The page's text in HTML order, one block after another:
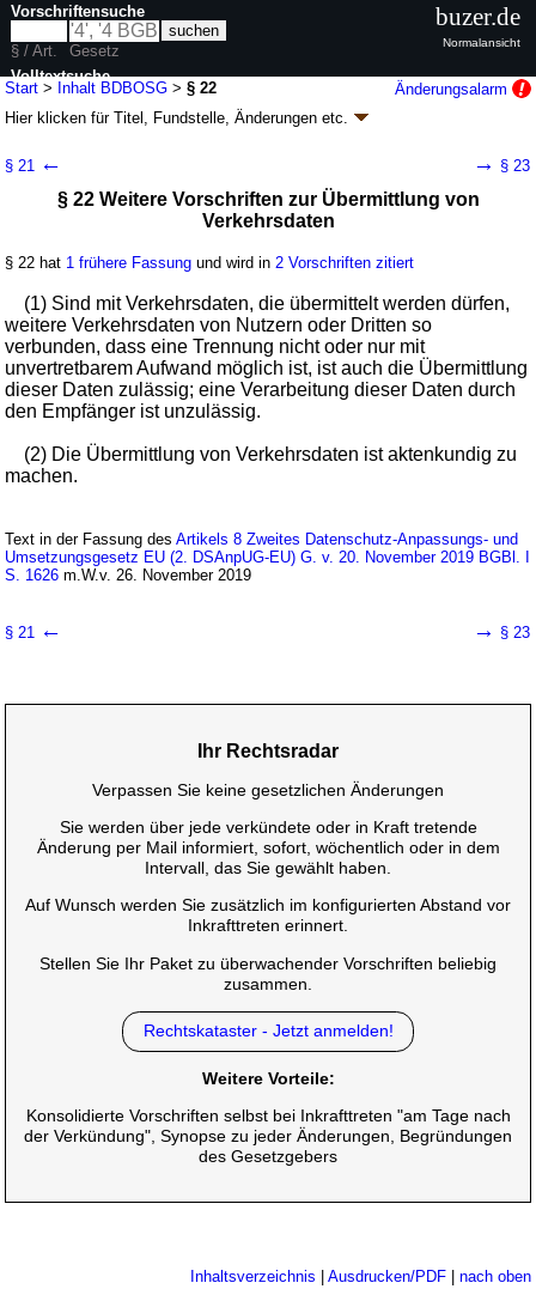
Start > Inhalt BDBOSG >§ 22
Änderungsalarm
Hier klicken fürTitel, Fundstelle, Änderungen etc.
); zuletzt geändert durch
G. v. 19.12.2022BGBl. I S. 2632
Geltung ab 01.09.2006; FNA: 200-7 Behördenaufbau
wird in 38 Vorschriften zitiert
§ 21 ← → § 23
§ 22 Weitere Vorschriften zur Übermittlung von
Verkehrsdaten
§ 22 hat 1 frühere Fassung und wird in 2 Vorschriften zitiert
(1) Sind mit Verkehrsdaten, die übermittelt werden dürfen,
weitere Verkehrsdaten von Nutzern oder Dritten so
verbunden, dass eine Trennung nicht oder nur mit
unvertretbarem Aufwand möglich ist, ist auch die Übermittlung
dieser Daten zulässig; eine Verarbeitung dieser Daten durch
den Empfänger ist unzulässig.
(2) Die Übermittlung von Verkehrsdaten ist aktenkundig zu
machen.
Text in der Fassung desArtikels 8 Zweites Datenschutz-Anpassungs- und
Umsetzungsgesetz EU (2. DSAnpUG-EU) G. v. 20. November 2019 BGBl. I
S. 1626 m.W.v. 26. November 2019
§ 21 ← → § 23
Ihr Rechtsradar
Verpassen Sie keine gesetzlichen Änderungen
Sie werden über jede verkündete oder in Kraft tretende
Änderung per Mail informiert, sofort, wöchentlich oder in dem
Intervall, das Sie gewählt haben.
Auf Wunsch werden Sie zusätzlich im konfigurierten Abstand vor
Inkrafttreten erinnert.
Stellen Sie Ihr Paket zu überwachender Vorschriften beliebig
zusammen.
Rechtskataster - Jetzt anmelden!
Weitere Vorteile:
Konsolidierte Vorschriften selbst bei Inkrafttreten "am Tage nach
der Verkündung", Synopse zu jeder Änderungen, Begründungen
des Gesetzgebers
Inhaltsverzeichnis Ausdrucken/PDF| nach oben
Vorschriftensuche
§ / Art.
Gesetz
Volltextsuche
nur in BDBOSG
buzer.de
Normalansicht